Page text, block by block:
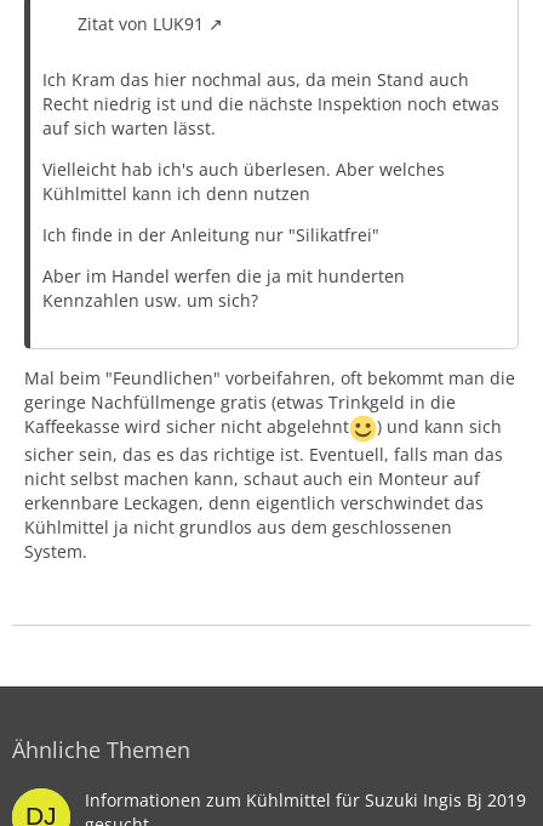
Zitat von LUK91
Ich Kram das hier nochmal aus, da mein Stand auch
Recht niedrig ist und die nächste Inspektion noch etwas
auf sich warten lässt.
Vielleicht hab ich's auch überlesen. Aber welches
Kühlmittel kann ich denn nutzen
Ich finde in der Anleitung nur "Silikatfrei"
Aber im Handel werfen die ja mit hunderten
Kennzahlen usw. um sich?
Mal beim "Feundlichen" vorbeifahren, oft bekommt man die
geringe Nachfüllmenge gratis (etwas Trinkgeld in die
Kaffeekasse wird sicher nicht abgelehnt
) und kann sich
sicher sein, das es das richtige ist. Eventuell, falls man das
nicht selbst machen kann, schaut auch ein Monteur auf
erkennbare Leckagen, denn eigentlich verschwindet das
Kühlmittel ja nicht grundlos aus dem geschlossenen
System.
Ähnliche Themen
Informationen zum Kühlmittel für Suzuki Ingis Bj 2019